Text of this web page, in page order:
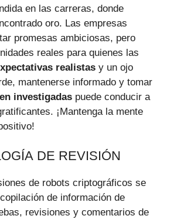
en las carreras, donde
oro. Las empresas
promesas ambiciosas, pero
reales para quienes las
realistas y un ojo
mantenerse informado y tomar
investigadas puede conducir a
¡Mantenga la mente
DE REVISIÓN
de robots criptográficos se
de información de
revisiones y comentarios de